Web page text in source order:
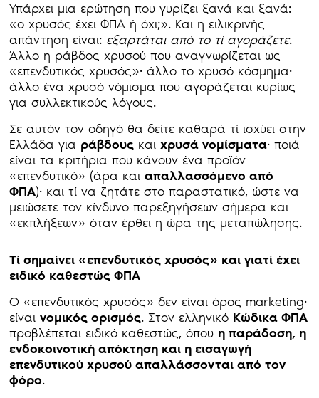
Υπάρχει μια ερώτηση που γυρίζει ξανά και ξανά:
«ο χρυσός έχει ΦΠΑ ή όχι;». Και η ειλικρινής
απάντηση είναι: εξαρτάται από το τί αγοράζετε.
Άλλο η ράβδος χρυσού που αναγνωρίζεται ως
«επενδυτικός χρυσός»· άλλο το χρυσό κόσμημα·
άλλο ένα χρυσό νόμισμα που αγοράζεται κυρίως
για συλλεκτικούς λόγους.
Σε αυτόν τον οδηγό θα δείτε καθαρά τί ισχύει στην
Ελλάδα για ράβδους καιχρυσά νομίσματα· ποιά
είναι τα κριτήρια που κάνουν ένα προϊόν
«επενδυτικό» (άρα καιαπαλλασσόμενο από
ΦΠΑ)· και τί να ζητάτε στο παραστατικό, ώστε να
μειώσετε τον κίνδυνο παρεξηγήσεων σήμερα και
«εκπλήξεων» όταν έρθει η ώρα της μεταπώλησης.
Τί σημαίνει «επενδυτικός χρυσός» και γιατί έχει
ειδικό καθεστώς ΦΠΑ
Ο «επενδυτικός χρυσός» δεν είναι όρος marketing·
είναινομικός ορισμός. Στον ελληνικό Κώδικα ΦΠΑ
προβλέπεται ειδικό καθεστώς, όπου η παράδοση, η
ενδοκοινοτική απόκτηση και η εισαγωγή
επενδυτικού χρυσού απαλλάσσονται από τον
φόρο.